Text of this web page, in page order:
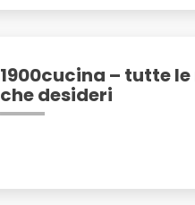
1900cucina – tutte
che desideri